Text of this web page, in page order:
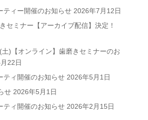
ティー開催のお知らせ 2026年7月12日
セミナー【アーカイブ配信】決定！
)【オンライン】歯磨きセミナーのお
22日
ティ開催のお知らせ 2026年5月1日
せ 2026年5月1日
ティ開催のお知らせ 2026年2月15日